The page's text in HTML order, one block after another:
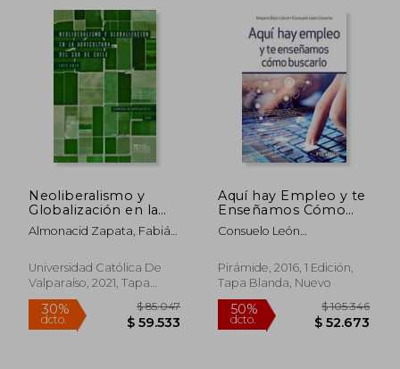
50%
dcto. $ 59.261
50%
dcto. $
Neoliberalismo y
Globalización en la
Agricultura del sur de
Chile. 1973-2019
Almonacid Zapata, Fabián
Universidad Católica De
Valparaíso, 2021, Tapa
Blanda, Nuevo
Aquí hay Empleo y te
Enseñamos Cómo
Buscarlo
Consuelo León
Llairó
Pirámide, 2016, 1 Edición,
Tapa Blanda, Nuevo